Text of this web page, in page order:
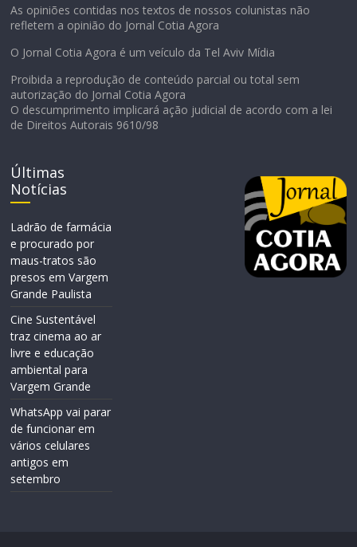
As opiniões contidas nos textos de nossos colunistas não
refletem a opinião do Jornal Cotia Agora
O Jornal Cotia Agora é um veículo da Tel Aviv Mídia
Proibida a reprodução de conteúdo parcial ou total sem
autorização do Jornal Cotia Agora
O descumprimento implicará ação judicial de acordo com a lei
de Direitos Autorais 9610/98
Últimas
Notícias
Ladrão de farmácia
e procurado por
maus-tratos são
presos em Vargem
Grande Paulista
Cine Sustentável
traz cinema ao ar
livre e educação
ambiental para
Vargem Grande
WhatsApp vai parar
de funcionar em
vários celulares
antigos em
setembro